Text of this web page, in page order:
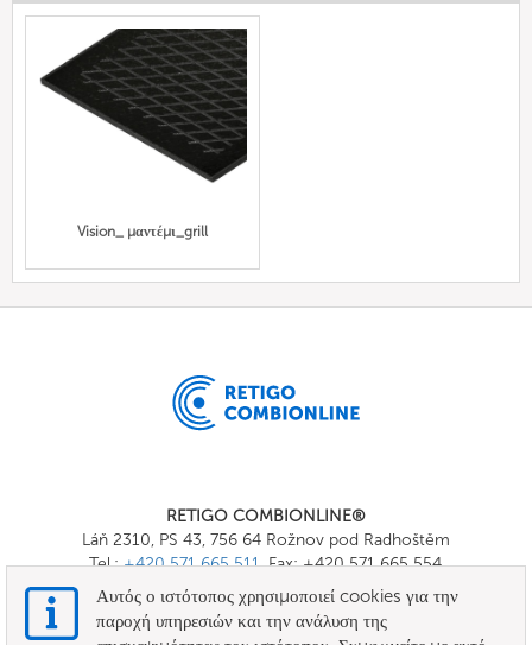
Vision_ μαντέμι_grill
RETIGO COMBIONLINE®
Láň 2310, PS 43, 756 64 Rožnov pod Radhoštěm
Tel.:+420 571 665 511, Fax: +420 571 665 554
E-mail:
info@combionline.com
Αυτός ο ιστότοπος χρησιμοποιεί cookies για την
παροχή υπηρεσιών και την ανάλυση της